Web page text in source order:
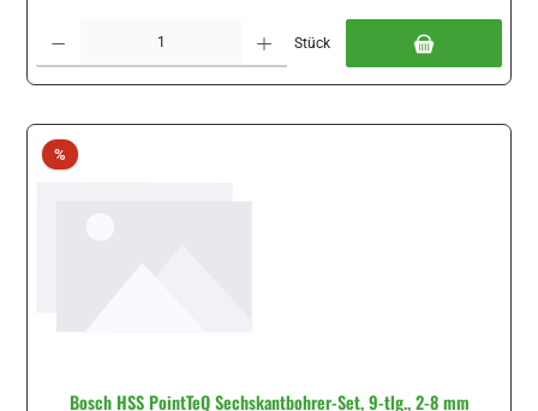
Stück
%Rabatt
Bosch HSS PointTeQ Sechskantbohrer-Set, 9-tlg., 2-8 mm